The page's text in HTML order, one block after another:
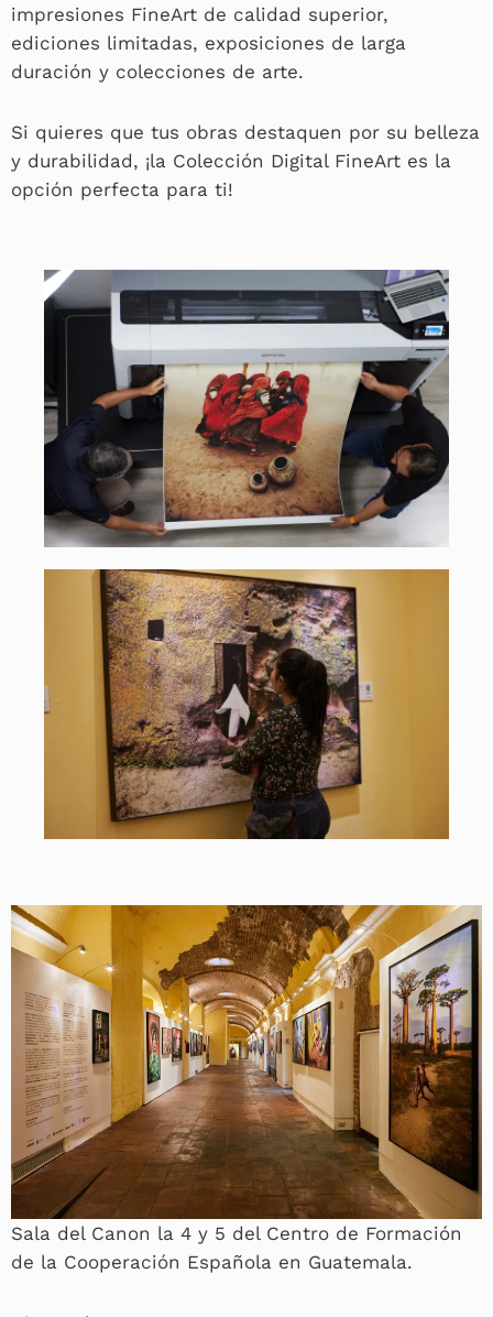
impresiones FineArt de calidad superior,
ediciones limitadas, exposiciones de larga
duración y colecciones de arte.
Si quieres que tus obras destaquen por su belleza
y durabilidad, ¡la Colección Digital FineArt es la
opción perfecta para ti!
Sala del Canon la 4 y 5 del Centro de Formación
de la Cooperación Española en Guatemala.